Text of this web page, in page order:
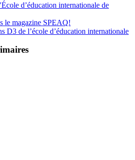
d’éducation internationale de
le magazine SPEAQ!
D3 de l’école d’éducation internationale